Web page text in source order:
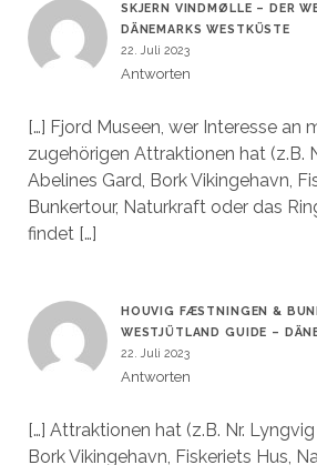
SKJERN VINDMØLLE – DER
DÄNEMARKS WESTKÜSTE
22. Juli 2023
Antworten
[…] Fjord Museen, wer Interesse an
zugehörigen Attraktionen hat (z.B.
Abelines Gard, Bork Vikingehavn,
Bunkertour, Naturkraft oder das
findet […]
HOUVIG FÆSTNINGEN &
WESTJÜTLAND GUIDE –
22. Juli 2023
Antworten
[…] Attraktionen hat (z.B. Nr.
Bork Vikingehavn, Fiskeriets Hus,